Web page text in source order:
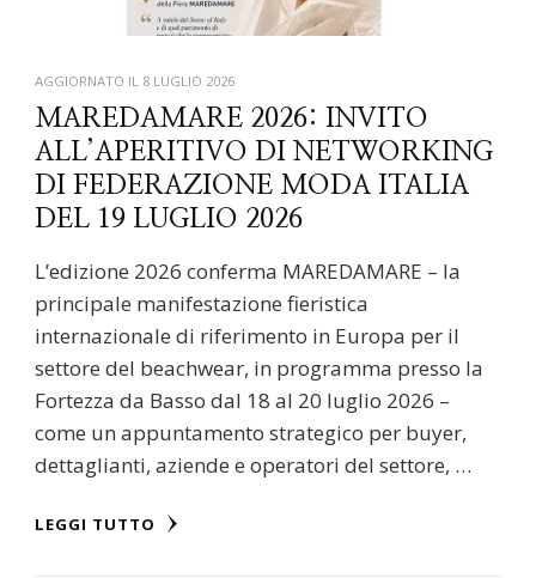
AGGIORNATO IL 8 LUGLIO 2026
MAREDAMARE 2026: INVITO
ALL’APERITIVO DI NETWORKING
DI FEDERAZIONE MODA ITALIA
DEL 19 LUGLIO 2026
L’edizione 2026 conferma MAREDAMARE – la
principale manifestazione fieristica
internazionale di riferimento in Europa per il
settore del beachwear, in programma presso la
Fortezza da Basso dal 18 al 20 luglio 2026 –
come un appuntamento strategico per buyer,
dettaglianti, aziende e operatori del settore, …
LEGGI TUTTO